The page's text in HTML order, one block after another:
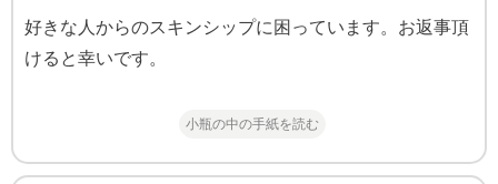
好きな人からのスキンシップに困っています。お返事頂
けると幸いです。
小瓶の中の手紙を読む